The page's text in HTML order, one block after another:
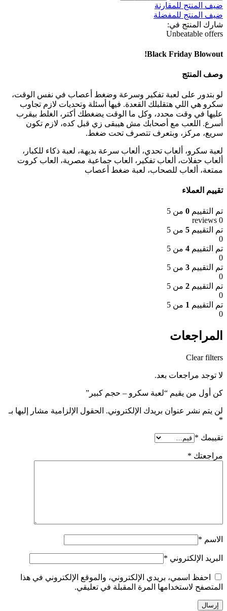
ضيف المنتج للمقارنة
ضيف المنتج للمفضلة
شارك المنتج في:
Unbeatable offers
Black Friday Blowout!
وصف المنتج
لو بتدور على لعبة تفكير وسرعة وضغط أعصاب في نفس الوقت،
سكرو هي اللي هتقلبلك القعدة. فيها أسئلة وتحديات لازم تجاوب
عليها في وقت محدد، وكل ما الوقت يضغطك أكتر، الغلط بيقرب
أسرع. اللعب مع أصحابك مش هيبقى زي قبل كده، لازم تكون
سريع، مركز، وبتعرف تتصرف تحت ضغط.
لعبة سكرو، ألعاب تحدي، ألعاب سرعة بديهة، لعبة ذكاء للكبار،
ألعاب حفلات، ألعاب تفكير، العاب جماعية مصرية، العاب كروت
ممتعة، ألعاب للصحاب، لعبة ضغط أعصاب
تقييم العملاء
تم التقييم 0 من 5
0 reviews
تم التقييم 5 من 5
0
تم التقييم 4 من 5
0
تم التقييم 3 من 5
0
تم التقييم 2 من 5
0
تم التقييم 1 من 5
0
المراجعات
Clear filters
لا توجد مراجعات بعد.
كن أول من يقيم “لعبة سكرو – حجم كبير”
لن يتم نشر عنوان بريدك الإلكتروني. الحقول الإلزامية مشار إليها بـ
*
تقييمك *
مراجعتك *
الاسم *
البريد الإلكتروني *
احفظ اسمي، بريدي الإلكتروني، والموقع الإلكتروني في هذا
المتصفح لاستخدامها المرة المقبلة في تعليقي.